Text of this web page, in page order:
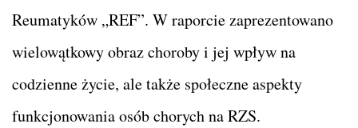
Reumatyków „REF”. W raporcie zaprezentowano
wielowątkowy obraz choroby i jej wpływ na
codzienne życie, ale także społeczne aspekty
funkcjonowania osób chorych na RZS.